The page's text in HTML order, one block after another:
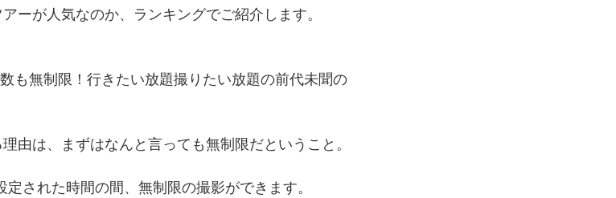
が人気なのか、ランキングでご紹介します。
も無制限！行きたい放題撮りたい放題の前代未聞の
は、まずはなんと言っても無制限だということ。
された時間の間、無制限の撮影ができます。